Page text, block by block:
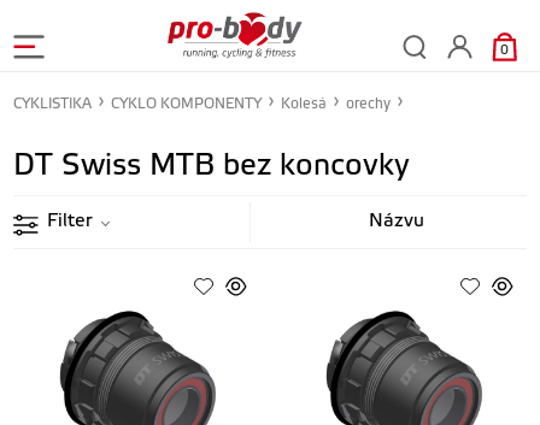
0
CYKLISTIKA CYKLO KOMPONENTY Kolesá orechy
DT Swiss MTB bez koncovky
Filter